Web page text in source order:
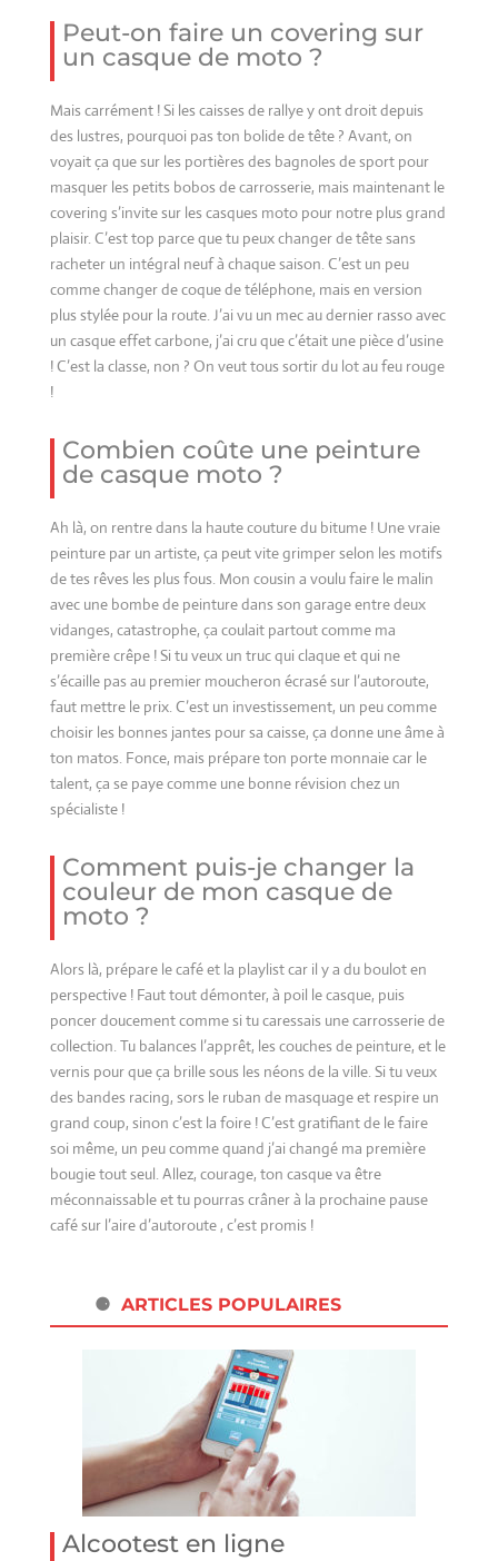
Peut-on faire un covering sur
un casque de moto ?
Mais carrément ! Si les caisses de rallye y ont droit depuis
des lustres, pourquoi pas ton bolide de tête ? Avant, on
voyait ça que sur les portières des bagnoles de sport pour
masquer les petits bobos de carrosserie, mais maintenant le
covering s’invite sur les casques moto pour notre plus grand
plaisir. C’est top parce que tu peux changer de tête sans
racheter un intégral neuf à chaque saison. C’est un peu
comme changer de coque de téléphone, mais en version
plus stylée pour la route. J’ai vu un mec au dernier rasso avec
un casque effet carbone, j’ai cru que c’était une pièce d’usine
! C’est la classe, non ? On veut tous sortir du lot au feu rouge
!
Combien coûte une peinture
de casque moto ?
Ah là, on rentre dans la haute couture du bitume ! Une vraie
peinture par un artiste, ça peut vite grimper selon les motifs
de tes rêves les plus fous. Mon cousin a voulu faire le malin
avec une bombe de peinture dans son garage entre deux
vidanges, catastrophe, ça coulait partout comme ma
première crêpe ! Si tu veux un truc qui claque et qui ne
s’écaille pas au premier moucheron écrasé sur l’autoroute,
faut mettre le prix. C’est un investissement, un peu comme
choisir les bonnes jantes pour sa caisse, ça donne une âme à
ton matos. Fonce, mais prépare ton porte monnaie car le
talent, ça se paye comme une bonne révision chez un
spécialiste !
Comment puis-je changer la
couleur de mon casque de
moto ?
Alors là, prépare le café et la playlist car il y a du boulot en
perspective ! Faut tout démonter, à poil le casque, puis
poncer doucement comme si tu caressais une carrosserie de
collection. Tu balances l’apprêt, les couches de peinture, et le
vernis pour que ça brille sous les néons de la ville. Si tu veux
des bandes racing, sors le ruban de masquage et respire un
grand coup, sinon c’est la foire ! C’est gratifiant de le faire
soi même, un peu comme quand j’ai changé ma première
bougie tout seul. Allez, courage, ton casque va être
méconnaissable et tu pourras crâner à la prochaine pause
café sur l’aire d’autoroute , c’est promis !
ARTICLES POPULAIRES
Alcootest en ligne